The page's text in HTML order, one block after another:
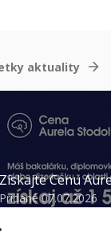
aktuality
Získajte Cenu
Pridané 07.07.2026